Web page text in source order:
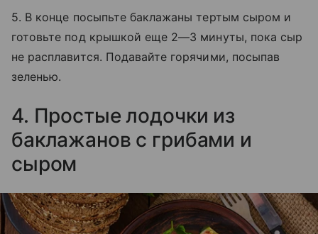
5. В конце посыпьте баклажаны тертым сыром и
готовьте под крышкой еще 2—3 минуты, пока сыр
не расплавится. Подавайте горячими, посыпав
зеленью.
4. Простые лодочки из
баклажанов с грибами и
сыром